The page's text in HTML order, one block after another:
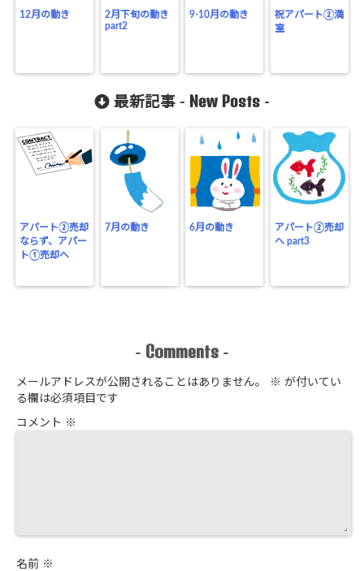
12月の動き
2月下旬の動き
part2
9-10月の動き
祝アパート②満
室
最新記事 - New Posts -
アパート②売却
ならず、アパー
ト①売却へ
7月の動き 6月の動き
アパート②売却
へ part3
- Comments -
メールアドレスが公開されることはありません。 ※ が付いてい
る欄は必須項目です
コメント ※
名前 ※